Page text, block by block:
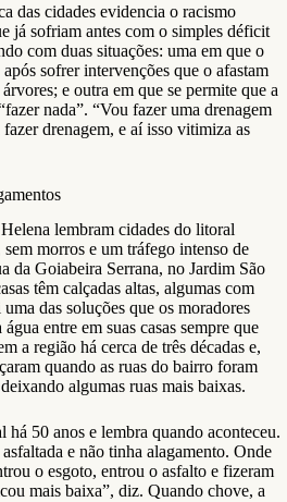
das cidades evidencia o racismo
já sofriam antes com o simples déficit
com duas situações: uma em que o
sofrer intervenções que o afastam
e outra em que se permite que a
nada”. “Vou fazer uma drenagem
drenagem, e aí isso vitimiza as
lembram cidades do litoral
morros e um tráfego intenso de
da Goiabeira Serrana, no Jardim São
têm calçadas altas, algumas com
das soluções que os moradores
entre em suas casas sempre que
a região há cerca de três décadas e,
quando as ruas do bairro foram
algumas ruas mais baixas.
50 anos e lembra quando aconteceu.
e não tinha alagamento. Onde
o esgoto, entrou o asfalto e fizeram
mais baixa”, diz. Quando chove, a